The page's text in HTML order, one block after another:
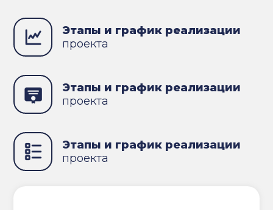
Этапы и график реализации
проекта
Этапы и график реализации
проекта
Этапы и график реализации
проекта